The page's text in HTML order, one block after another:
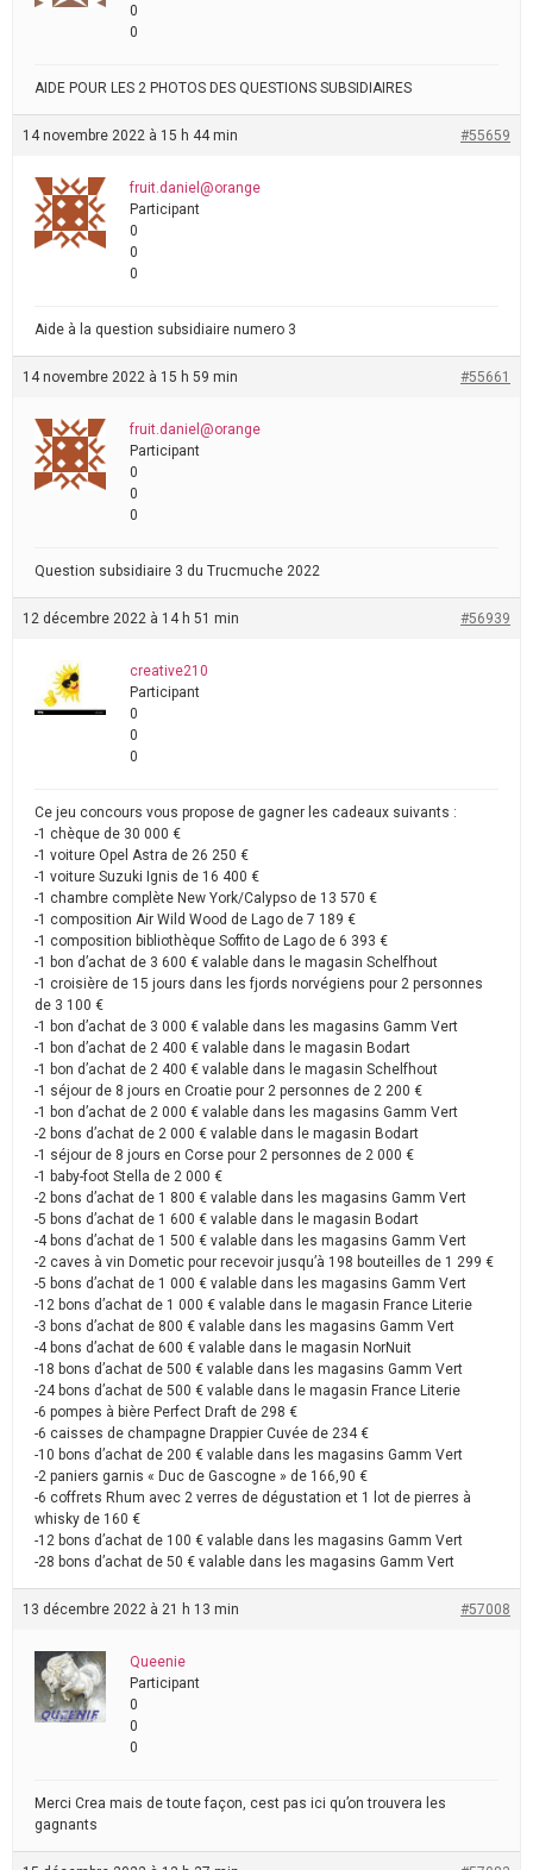
0
0
AIDE POUR LES 2 PHOTOS DES QUESTIONS SUBSIDIAIRES
14 novembre 2022 à 15 h 44 min #55659
fruit.daniel@orange
Participant
0
0
0
Aide à la question subsidiaire numero 3
14 novembre 2022 à 15 h 59 min #55661
fruit.daniel@orange
Participant
0
0
0
Question subsidiaire 3 du Trucmuche 2022
12 décembre 2022 à 14 h 51 min #56939
creative210
Participant
0
0
0
Ce jeu concours vous propose de gagner les cadeaux suivants :
-1 chèque de 30 000 €
-1 voiture Opel Astra de 26 250 €
-1 voiture Suzuki Ignis de 16 400 €
-1 chambre complète New York/Calypso de 13 570 €
-1 composition Air Wild Wood de Lago de 7 189 €
-1 composition bibliothèque Soffito de Lago de 6 393 €
-1 bon d’achat de 3 600 € valable dans le magasin Schelfhout
-1 croisière de 15 jours dans les fjords norvégiens pour 2 personnes
de 3 100 €
-1 bon d’achat de 3 000 € valable dans les magasins Gamm Vert
-1 bon d’achat de 2 400 € valable dans le magasin Bodart
-1 bon d’achat de 2 400 € valable dans le magasin Schelfhout
-1 séjour de 8 jours en Croatie pour 2 personnes de 2 200 €
-1 bon d’achat de 2 000 € valable dans les magasins Gamm Vert
-2 bons d’achat de 2 000 € valable dans le magasin Bodart
-1 séjour de 8 jours en Corse pour 2 personnes de 2 000 €
-1 baby-foot Stella de 2 000 €
-2 bons d’achat de 1 800 € valable dans les magasins Gamm Vert
-5 bons d’achat de 1 600 € valable dans le magasin Bodart
-4 bons d’achat de 1 500 € valable dans les magasins Gamm Vert
-2 caves à vin Dometic pour recevoir jusqu’à 198 bouteilles de 1 299 €
-5 bons d’achat de 1 000 € valable dans les magasins Gamm Vert
-12 bons d’achat de 1 000 € valable dans le magasin France Literie
-3 bons d’achat de 800 € valable dans les magasins Gamm Vert
-4 bons d’achat de 600 € valable dans le magasin NorNuit
-18 bons d’achat de 500 € valable dans les magasins Gamm Vert
-24 bons d’achat de 500 € valable dans le magasin France Literie
-6 pompes à bière Perfect Draft de 298 €
-6 caisses de champagne Drappier Cuvée de 234 €
-10 bons d’achat de 200 € valable dans les magasins Gamm Vert
-2 paniers garnis « Duc de Gascogne » de 166,90 €
-6 coffrets Rhum avec 2 verres de dégustation et 1 lot de pierres à
whisky de 160 €
-12 bons d’achat de 100 € valable dans les magasins Gamm Vert
-28 bons d’achat de 50 € valable dans les magasins Gamm Vert
13 décembre 2022 à 21 h 13 min #57008
Queenie
Participant
0
0
0
Merci Crea mais de toute façon, cest pas ici qu’on trouvera les
gagnants